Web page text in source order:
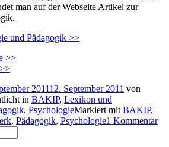
man auf der Webseite Artikel zur
und Pädagogik >>
>>
201112. September 2011 von
in BAKIP, Lexikon und
, PsychologieMarkiert mit BAKIP,
, Pädagogik, Psychologie1 Kommentar